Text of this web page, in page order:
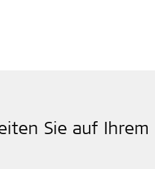
Sie auf Ihrem